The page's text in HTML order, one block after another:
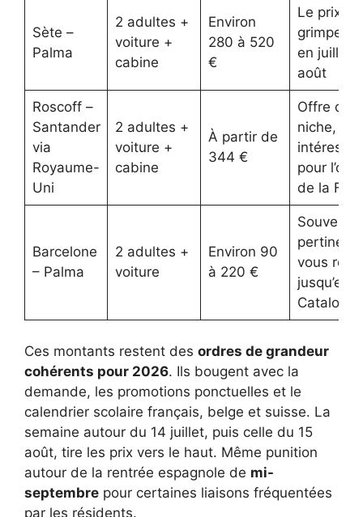
Sète –
Palma
2 adultes +
voiture +
cabine
Environ
280 à 520
€
Le prix
grimpe
en juillet-
août
Roscoff –
Santander
via
Royaume-
Uni
2 adultes +
voiture +
cabine
À partir de
344 €
Offre de
niche,
pour
de la
Barcelone
– Palma
2 adultes +
voiture
Environ 90
à 220 €
Souvent
pertinent
vous
jusqu’en
Catalogne
Ces montants restent des ordres de grandeur
cohérents pour 2026. Ils bougent avec la
demande, les promotions ponctuelles et le
calendrier scolaire français, belge et suisse. La
semaine autour du 14 juillet, puis celle du 15
août, tire les prix vers le haut. Même punition
autour de la rentrée espagnole de mi-
septembre pour certaines liaisons fréquentées
par les résidents.